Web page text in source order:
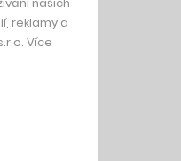
reklamy a
Více